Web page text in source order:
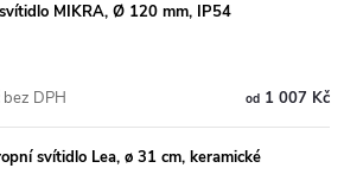
MIKRA, Ø 120 mm, IP54
od1 007 Kč
DPH
svítidlo Lea, ø 31 cm, keramické